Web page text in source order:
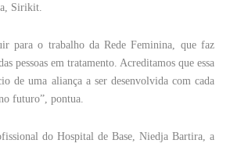
Sirikit.
para o trabalho da Rede Feminina, que faz
pessoas em tratamento. Acreditamos que essa
de uma aliança a ser desenvolvida com cada
futuro”, pontua.
do Hospital de Base, Niedja Bartira, a